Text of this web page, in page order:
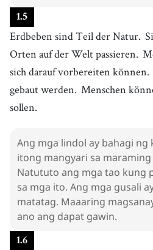
1.5
Erdbeben sind Teil der Natur.
Orten auf der Welt passieren.
sich darauf vorbereiten können.
gebaut werden. Menschen
sollen.
Ang mga lindol ay bahagi ng
itong mangyari sa
Natututo ang mga tao kung
sa mga ito. Ang mga gusali
matatag. Maaaring
ano ang dapat gawin.
1.6